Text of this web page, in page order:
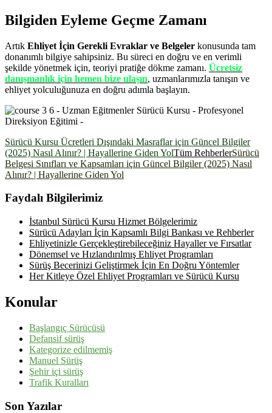
Bilgiden Eyleme Geçme Zamanı
Artık Ehliyet İçin Gerekli Evraklar ve Belgeler konusunda tam
donanımlı bilgiye sahipsiniz. Bu süreci en doğru ve en verimli
şekilde yönetmek için, teoriyi pratiğe dökme zamanı. Ücretsiz
danışmanlık için hemen bize ulaşın, uzmanlarımızla tanışın ve
ehliyet yolculuğunuza en doğru adımla başlayın.
Sürücü Kursu Ücretleri Dışındaki Masraflar için Güncel Bilgiler
(2025) Nasıl Alınır? | Hayallerine Giden YolTüm RehberlerSürücü
Belgesi Sınıfları ve Kapsamları için Güncel Bilgiler (2025) Nasıl
Alınır? | Hayallerine Giden Yol
Faydalı Bilgilerimiz
İstanbul Sürücü Kursu Hizmet Bölgelerimiz
Sürücü Adayları İçin Kapsamlı Bilgi Bankası ve Rehberler
Ehliyetinizle Gerçekleştirebileceğiniz Hayaller ve Fırsatlar
Dönemsel ve Hızlandırılmış Ehliyet Programları
Sürüş Becerinizi Geliştirmek İçin En Doğru Yöntemler
Her Kitleye Özel Ehliyet Programları ve Sürücü Kursu
Konular
Başlangıç Sürücüsü
Defansif sürüş
Kategorize edilmemiş
Manuel Sürüş
Şehir içi sürüş
Trafik Kuralları
Son Yazılar